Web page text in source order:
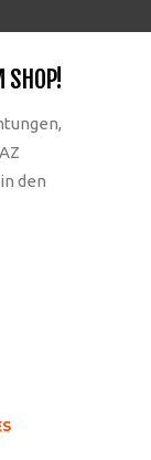
SHOP!
den